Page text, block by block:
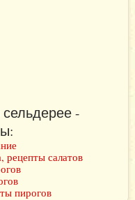
-
рецепты салатов
пирогов